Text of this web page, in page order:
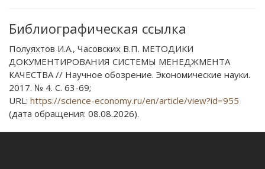
Библиографическая ссылка
Полуяхтов И.А., Часовских В.П. МЕТОДИКИ
ДОКУМЕНТИРОВАНИЯ СИСТЕМЫ МЕНЕДЖМЕНТА
КАЧЕСТВА // Научное обозрение. Экономические науки.
2017. № 4. С. 63-69;
URL: https://science-economy.ru/en/article/view?id=955
(дата обращения: 08.08.2026).